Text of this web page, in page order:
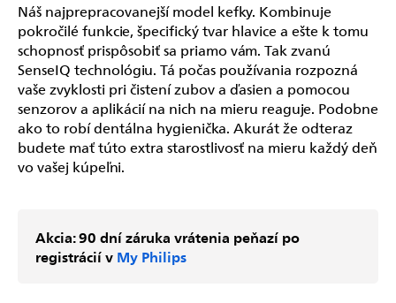
Náš najprepracovanejší model kefky. Kombinuje
pokročilé funkcie, špecifický tvar hlavice a ešte k tomu
schopnosť prispôsobiť sa priamo vám. Tak zvanú
SenseIQ technológiu. Tá počas používania rozpozná
vaše zvyklosti pri čistení zubov a ďasien a pomocou
senzorov a aplikácií na nich na mieru reaguje. Podobne
ako to robí dentálna hygienička. Akurát že odteraz
budete mať túto extra starostlivosť na mieru každý deň
vo vašej kúpeľni.
Akcia: 90 dní záruka vrátenia peňazí po
registrácií v My Philips